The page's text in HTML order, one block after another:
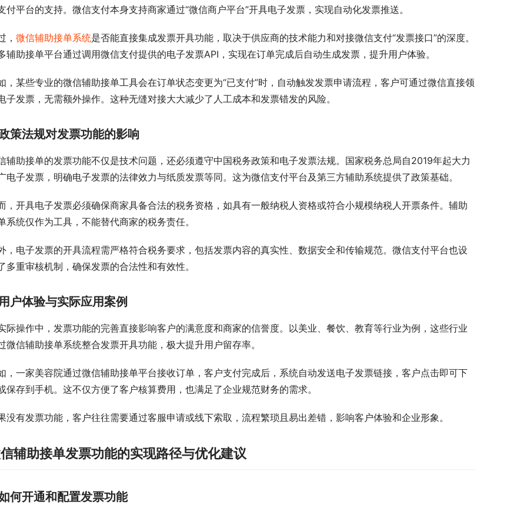
付平台的支持。微信支付本身支持商家通过“微信商户平台”开具电子发票，实现自动化发票推送。
， 微信辅助接单系统是否能直接集成发票开具功能，取决于供应商的技术能力和对接微信支付“发票接口”的深度。
辅助接单平台通过调用微信支付提供的电子发票API，实现在订单完成后自动生成发票，提升用户体验。
，某些专业的微信辅助接单工具会在订单状态变更为“已支付”时，自动触发发票申请流程，客户可通过微信直接领
子发票，无需额外操作。这种无缝对接大大减少了人工成本和发票错发的风险。
策法规对发票功能的影响
辅助接单的发票功能不仅是技术问题，还必须遵守中国税务政策和电子发票法规。国家税务总局自2019年起大力
电子发票，明确电子发票的法律效力与纸质发票等同。这为微信支付平台及第三方辅助系统提供了政策基础。
，开具电子发票必须确保商家具备合法的税务资格，如具有一般纳税人资格或符合小规模纳税人开票条件。辅助
系统仅作为工具，不能替代商家的税务责任。
，电子发票的开具流程需严格符合税务要求，包括发票内容的真实性、数据安全和传输规范。微信支付平台也设
多重审核机制，确保发票的合法性和有效性。
户体验与实际应用案例
际操作中，发票功能的完善直接影响客户的满意度和商家的信誉度。以美业、餐饮、教育等行业为例，这些行业
微信辅助接单系统整合发票开具功能，极大提升用户留存率。
，一家美容院通过微信辅助接单平台接收订单，客户支付完成后，系统自动发送电子发票链接，客户点击即可下
保存到手机。这不仅方便了客户核算费用，也满足了企业规范财务的需求。
没有发票功能，客户往往需要通过客服申请或线下索取，流程繁琐且易出差错，影响客户体验和企业形象。
辅助接单发票功能的实现路径与优化建议
何开通和配置发票功能